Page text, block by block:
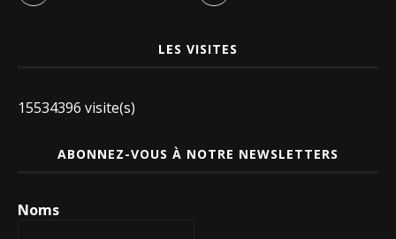
LES VISITES
15534396 visite(s)
ABONNEZ-VOUS À NOTRE NEWSLETTERS
Noms